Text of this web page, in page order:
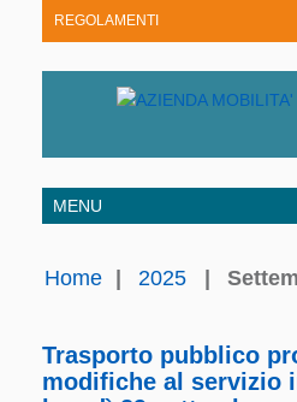
REGOLAMENTI
Home 2025
Trasporto pubblico
modifiche al servizio